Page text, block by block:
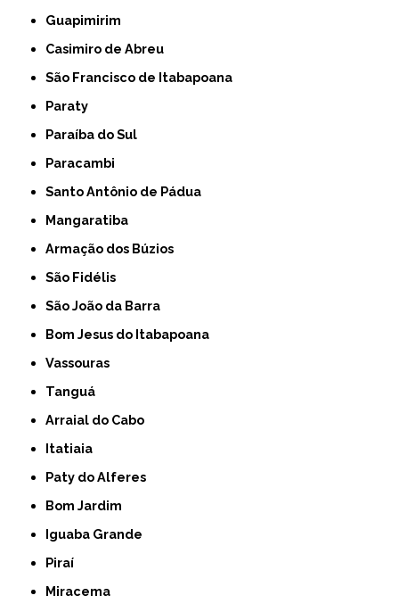
Guapimirim
Casimiro de Abreu
São Francisco de Itabapoana
Paraty
Paraíba do Sul
Paracambi
Santo Antônio de Pádua
Mangaratiba
Armação dos Búzios
São Fidélis
São João da Barra
Bom Jesus do Itabapoana
Vassouras
Tanguá
Arraial do Cabo
Itatiaia
Paty do Alferes
Bom Jardim
Iguaba Grande
Piraí
Miracema